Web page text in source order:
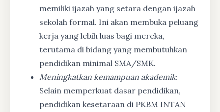
memiliki ijazah yang setara dengan ijazah
sekolah formal. Ini akan membuka peluang
kerja yang lebih luas bagi mereka,
terutama di bidang yang membutuhkan
pendidikan minimal SMA/SMK.
Meningkatkan kemampuan akademik:
Selain memperkuat dasar pendidikan,
pendidikan kesetaraan di PKBM INTAN